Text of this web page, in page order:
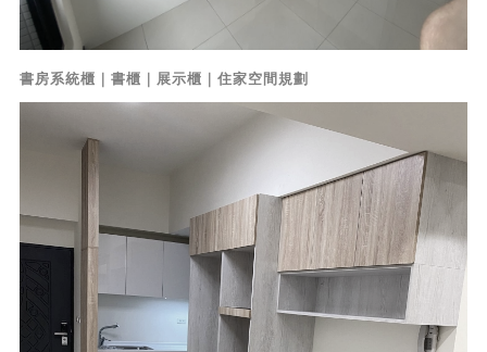
書房系統櫃｜書櫃｜展示櫃｜住家空間規劃